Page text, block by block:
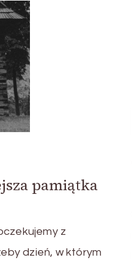
pamiątka
z
dzień, w którym